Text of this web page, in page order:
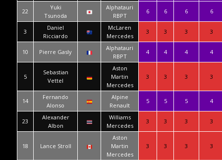
22
Yuki
Tsunoda
Alphatauri
RBPT
6 6 6 6
3
Daniel
Ricciardo
McLaren
Mercedes
3 3 3 3
10 Pierre Gasly
Alphatauri
RBPT
4 4 4 4
5
Sebastian
Vettel
Aston
Martin
Mercedes
3 3 3 3
14
Fernando
Alonso
Alpine
Renault
5 5 5 4
23
Alexander
Albon
Williams
Mercedes
3 3 3 3
18 Lance Stroll
Aston
Martin
Mercedes
3 3 3 3